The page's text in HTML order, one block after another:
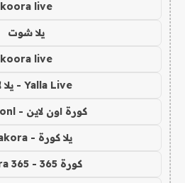
koora live
يلا شوت
koora live
Yalla Live - يلا لايف
كورة اون لاين - koora onl
يلا كورة - yallakora
كورة 365 - kooora 365